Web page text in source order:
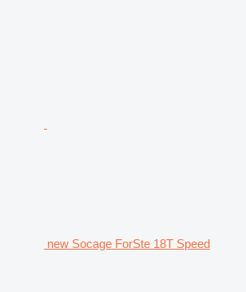
new Socage ForSte 18T Speed